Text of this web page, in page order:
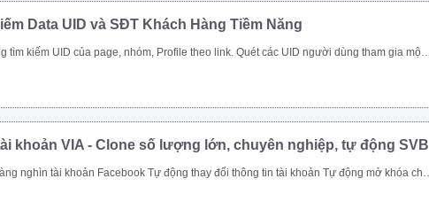
Data UID và SĐT Khách Hàng Tiềm Năng
của một nhóm Cho phép quét UID tương tác của một bài viết bất kỳ trong group Thực hiện tìm kiếm nhóm, tên nhóm, thành viên nhóm, trạng thái nhóm theo từ khóa Quét UID của người dùng đã thực hiện tương tác vào các bài viết trong group. Toàn bộ UID tương tác bài viết trên 1 page cộng đồng, page thương hiệu. Các bài viết được quét thường có lượng tương tác khủng. Ngoài đánh giá phản ứng người dùng (like/tym, giận dữ…), công cụ thu thập và phân tích comment khách hàng đưa ra đánh giá toàn diện nhất.
khoản VIA - Clone số lượng lớn, chuyên nghiệp, tự động SVB
Tự động thay đổi thông tin tài khoản Tự động mở khóa checkpoint Tự động seeding bài viết livestream, like page, follow theo uid Xây dựng và copy ảnh nội dung tài khoản đang nuôi theo 1 tài khoản mẫu